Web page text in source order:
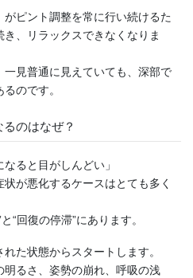
ピント調整を常に行い続けるた
、リラックスできなくなりま
見普通に見えていても、深部で
のです。
のはなぜ？
ると目がしんどい」
が悪化するケースはとても多く
“回復の停滞”にあります。
た状態からスタートします。
明るさ、姿勢の崩れ、呼吸の浅